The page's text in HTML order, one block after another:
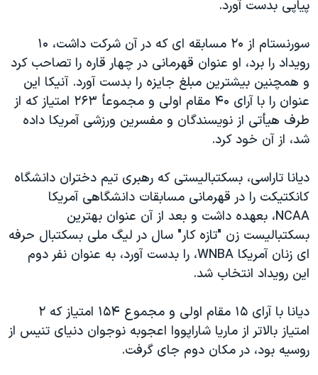
فرهنگ و زندگی
حقوق شهروندی
اقتصادی
علم و فناوری
اسرائیل در جنگ
گالری عکس
مستندها
انتخابات ریاست جمهوری آمریکا ۲۰۲۴
حمله جمهوری اسلامی به اسرائیل
رمز مهسا
ورزش زنان در ایران
اعتراضات زن، زندگی، آزادی
تریبونال مردمی آبان ۹۸
دادگاه حمید نوری
چهل سال گروگان‌گیری
قانون شفافیت دارائی کادر رهبری ایران
اسرائیل در جنگ
نرگس محمدی برنده جایزه نوبل صلح
دنبال کنید
زبانهای مختلف
پياپی بدست آورد.
سورنستام از ۲۰ مسابقه ای که در آن شرکت داشت، ۱۰
رويداد را برد، او عنوان قهرمانی در چهار قاره را تصاحب کرد
و همچنين بيشترين مبلغ جايزه را بدست آورد. آنيکا اين
عنوان را با آرای ۴۰ مقام اولی و مجموعأ ۲۶۳ امتياز که از
طرف هيأتی از نويسندگان و مفسرين ورزشی آمريکا داده
شد، از آن خود کرد.
ديانا تاراسی، بسکتباليستی که رهبری تيم دختران دانشگاه
کانکتيکت را در قهرمانی مسابقات دانشگاهی آمريکا
NCAA، بعهده داشت و بعد از آن عنوان بهترين
بسکتباليست زن "تازه کار" سال در ليگ ملی بسکتبال حرفه
ای زنان آمريکا WNBA، را بدست آورد، به عنوان نفر دوم
اين رويداد انتخاب شد.
ديانا با آرای ۱۵ مقام اولی و مجموع ۱۵۴ امتياز که ۲
امتياز بالاتر از ماريا شاراپووا اعجوبه نوجوان دنيای تنيس از
روسيه بود، در مکان دوم جای گرفت.